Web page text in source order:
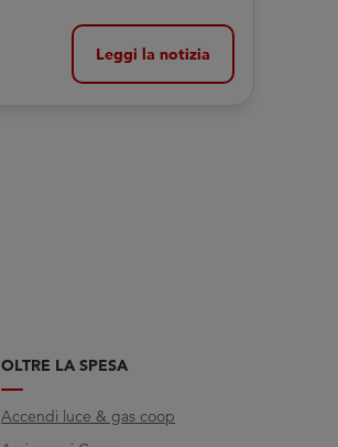
Leggi la notizia
OLTRE LA SPESA
Accendi luce & gas coop